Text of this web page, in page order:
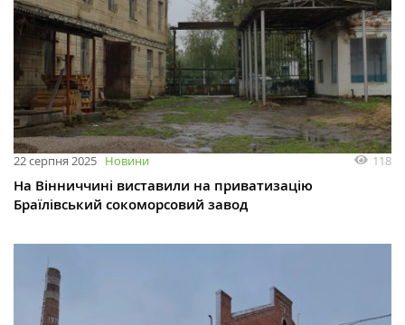
22 серпня 2025 Новини 118
На Вінниччині виставили на приватизацію
Браїлівський сокоморсовий завод